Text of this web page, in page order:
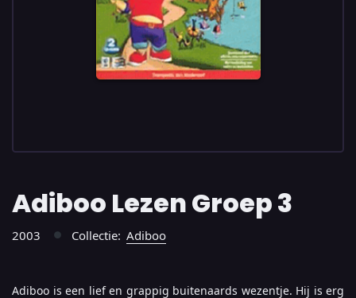
Adiboo Lezen Groep 3
2003 ● Collectie: Adiboo
Adiboo is een lief en grappig buitenaards wezentje. Hij is erg